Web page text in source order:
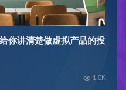
你讲清楚做虚拟产品的投
1.0K